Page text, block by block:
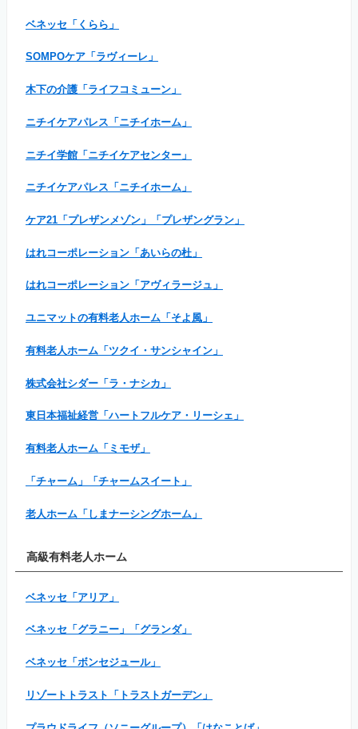
ベネッセ「くらら」
SOMPOケア「ラヴィーレ」
木下の介護「ライフコミューン」
ニチイケアパレス「ニチイホーム」
ニチイ学館「ニチイケアセンター」
ニチイケアパレス「ニチイホーム」
ケア21「プレザンメゾン」「プレザングラン」
はれコーポレーション「あいらの杜」
はれコーポレーション「アヴィラージュ」
ユニマットの有料老人ホーム「そよ風」
有料老人ホーム「ツクイ・サンシャイン」
株式会社シダー「ラ・ナシカ」
東日本福祉経営「ハートフルケア・リーシェ」
有料老人ホーム「ミモザ」
「チャーム」「チャームスイート」
老人ホーム「しまナーシングホーム」
高級有料老人ホーム
ベネッセ「アリア」
ベネッセ「グラニー」「グランダ」
ベネッセ「ボンセジュール」
リゾートトラスト「トラストガーデン」